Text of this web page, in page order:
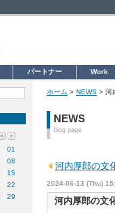
パートナー Work
ホーム > NEWS > 河
NEWS
blog page
河内厚郎の文
2024-06-13 (Thu)
河内厚郎の文
01
08
15
22
29